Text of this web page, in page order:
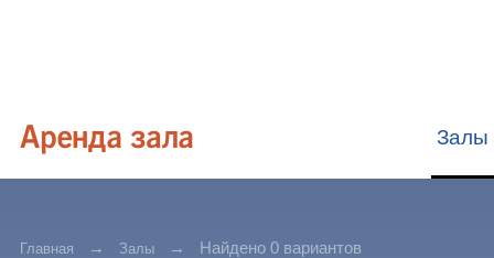
Залы
Главная Залы Найдено 0 вариантов